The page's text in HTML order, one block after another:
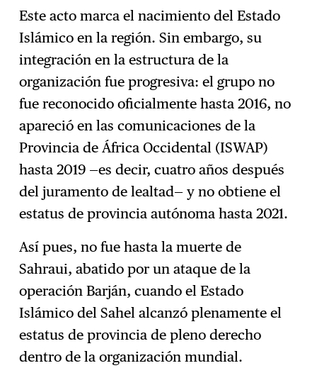
Este acto marca el nacimiento del Estado
Islámico en la región. Sin embargo, su
integración en la estructura de la
organización fue progresiva: el grupo no
fue reconocido oficialmente hasta 2016, no
apareció en las comunicaciones de la
Provincia de África Occidental (ISWAP)
hasta 2019 —es decir, cuatro años después
del juramento de lealtad— y no obtiene el
estatus de provincia autónoma hasta 2021.
Así pues, no fue hasta la muerte de
Sahraui, abatido por un ataque de la
operación Barján, cuando el Estado
Islámico del Sahel alcanzó plenamente el
estatus de provincia de pleno derecho
dentro de la organización mundial.